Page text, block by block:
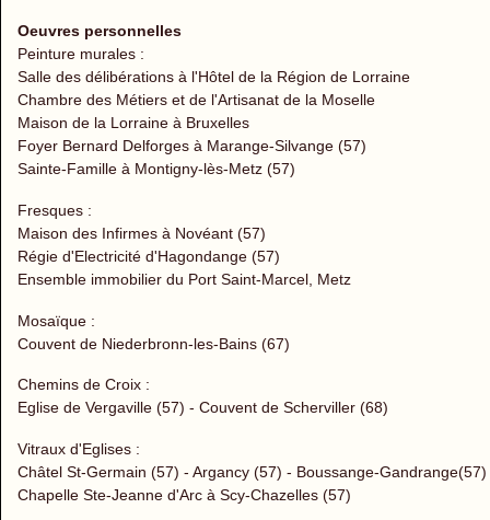
Oeuvres personnelles
Peinture murales :
Salle des délibérations à l'Hôtel de la Région de Lorraine
Chambre des Métiers et de l'Artisanat de la Moselle
Maison de la Lorraine à Bruxelles
Foyer Bernard Delforges à Marange-Silvange (57)
Sainte-Famille à Montigny-lès-Metz (57)
Fresques :
Maison des Infirmes à Novéant (57)
Régie d'Electricité d'Hagondange (57)
Ensemble immobilier du Port Saint-Marcel, Metz
Mosaïque :
Couvent de Niederbronn-les-Bains (67)
Chemins de Croix :
Eglise de Vergaville (57) - Couvent de Scherviller (68)
Vitraux d'Eglises :
Châtel St-Germain (57) - Argancy (57) - Boussange-Gandrange(57)
Chapelle Ste-Jeanne d'Arc à Scy-Chazelles (57)